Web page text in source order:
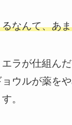
なんて、あ
ラが仕組んだ
ウルが薬をや
。